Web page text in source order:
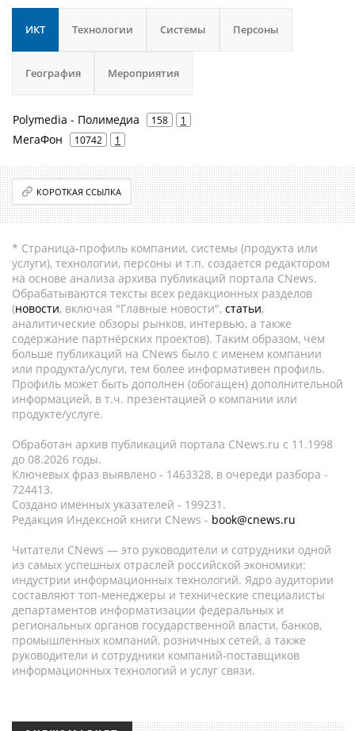
ИКТ Технологии Системы Персоны
География Мероприятия
Polymedia - Полимедиа 158 1
МегаФон 10742 1
КОРОТКАЯ ССЫЛКА
* Страница-профиль компании, системы (продукта или
услуги), технологии, персоны и т.п. создается редактором
на основе анализа архива публикаций портала CNews.
Обрабатываются тексты всех редакционных разделов
(новости, включая "Главные новости", статьи,
аналитические обзоры рынков, интервью, а также
содержание партнёрских проектов). Таким образом, чем
больше публикаций на CNews было с именем компании
или продукта/услуги, тем более информативен профиль.
Профиль может быть дополнен (обогащен) дополнительной
информацией, в т.ч. презентацией о компании или
продукте/услуге.
Обработан архив публикаций портала CNews.ru c 11.1998
до 08.2026 годы.
Ключевых фраз выявлено - 1463328, в очереди разбора -
724413.
Создано именных указателей - 199231.
Редакция Индексной книги CNews - book@cnews.ru
Читатели CNews — это руководители и сотрудники одной
из самых успешных отраслей российской экономики:
индустрии информационных технологий. Ядро аудитории
составляют топ-менеджеры и технические специалисты
департаментов информатизации федеральных и
региональных органов государственной власти, банков,
промышленных компаний, розничных сетей, а также
руководители и сотрудники компаний-поставщиков
информационных технологий и услуг связи.